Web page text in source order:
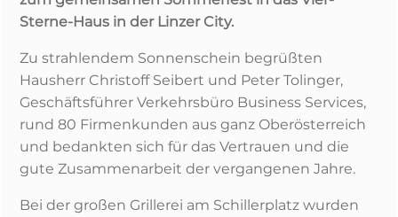
Sterne-Haus in der Linzer City.
Zu strahlendem Sonnenschein begrüßten
Hausherr Christoff Seibert und Peter Tolinger,
Geschäftsführer Verkehrsbüro Business Services,
rund 80 Firmenkunden aus ganz Oberösterreich
und bedankten sich für das Vertrauen und die
gute Zusammenarbeit der vergangenen Jahre.
Bei der großen Grillerei am Schillerplatz wurden